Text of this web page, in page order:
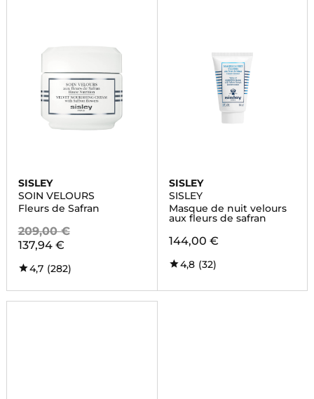
SISLEY
SOIN VELOURS
Fleurs de Safran
209,00 €
137,94 €
4,7 (282)
SISLEY
SISLEY
Masque de nuit velours
aux fleurs de safran
144,00 €
4,8 (32)